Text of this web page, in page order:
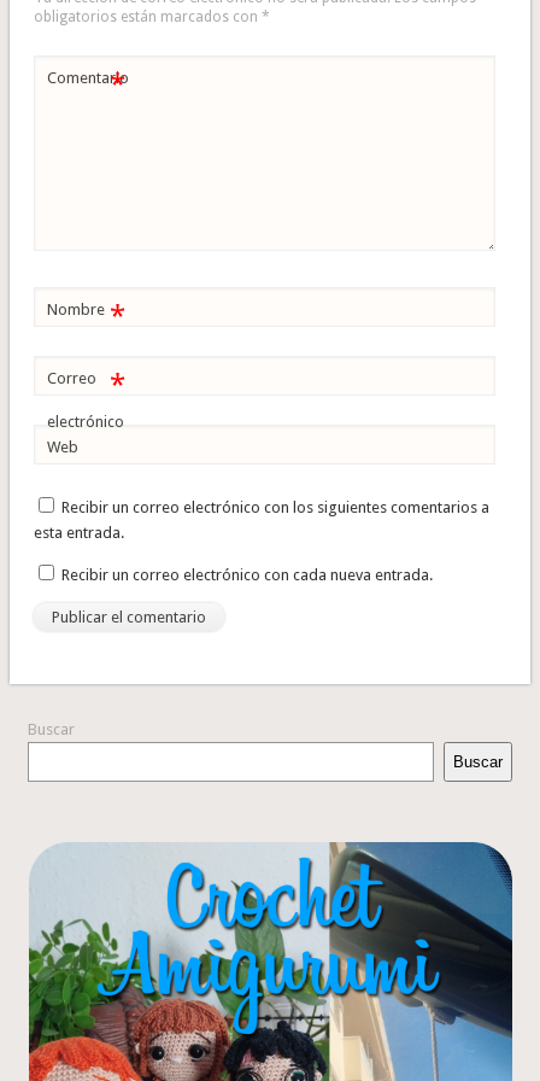
obligatorios están marcados con *
Comentario
*
Nombre *
Correo
electrónico
*
Web
Recibir un correo electrónico con los siguientes comentarios a
esta entrada.
Recibir un correo electrónico con cada nueva entrada.
Buscar
Buscar